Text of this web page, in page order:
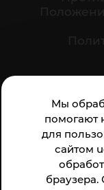
Мы
помогают
для
сайтом